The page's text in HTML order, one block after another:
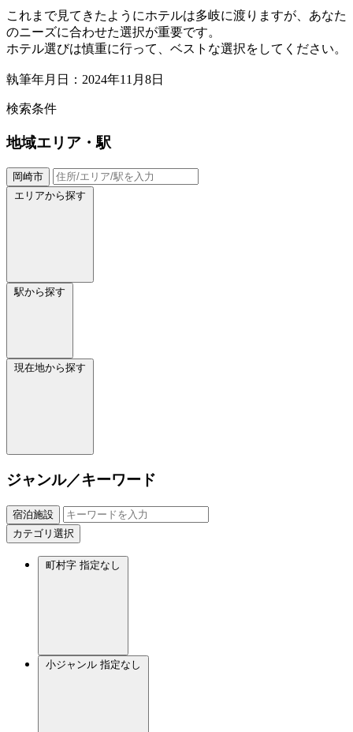
これまで見てきたようにホテルは多岐に渡りますが、あなた
のニーズに合わせた選択が重要です。
ホテル選びは慎重に行って、ベストな選択をしてください。
執筆年月日：2024年11月8日
検索条件
地域エリア・駅
岡崎市
エリアから探す
駅から探す
現在地から探す
ジャンル／キーワード
宿泊施設
カテゴリ選択
町村字 指定なし
小ジャンル 指定なし